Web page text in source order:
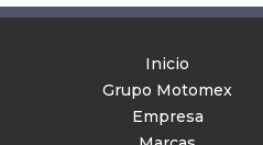
Inicio
Grupo Motomex
Empresa